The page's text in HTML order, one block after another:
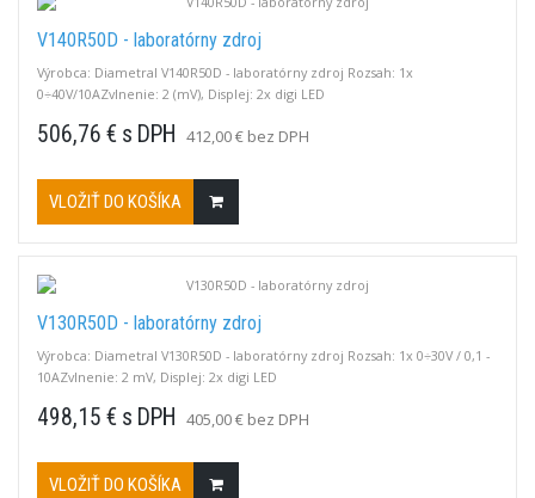
V140R50D - laboratórny zdroj
Výrobca: Diametral V140R50D - laboratórny zdroj Rozsah: 1x
0÷40V/10AZvlnenie: 2 (mV), Displej: 2x digi LED
506,76 € s DPH 412,00 € bez DPH
VLOŽIŤ DO KOŠÍKA
V130R50D - laboratórny zdroj
Výrobca: Diametral V130R50D - laboratórny zdroj Rozsah: 1x 0÷30V / 0,1 -
10AZvlnenie: 2 mV, Displej: 2x digi LED
498,15 € s DPH 405,00 € bez DPH
VLOŽIŤ DO KOŠÍKA